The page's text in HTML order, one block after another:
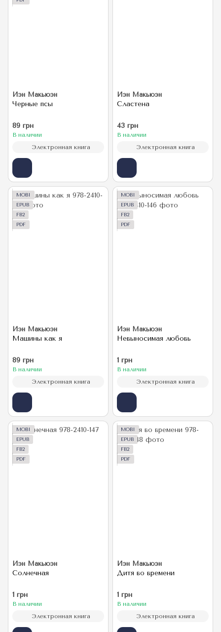
Иэн Макьюэн
Черные псы
89 грн
В наличии
Электронная книга
Иэн Макьюэн
Сластена
43 грн
В наличии
Электронная книга
MOBI
EPUB
FB2
PDF
Иэн Макьюэн
Машины как я
89 грн
В наличии
Электронная книга
MOBI
EPUB
FB2
PDF
Иэн Макьюэн
Невыносимая любовь
1 грн
В наличии
Электронная книга
MOBI
EPUB
FB2
PDF
Иэн Макьюэн
Солнечная
1 грн
В наличии
Электронная книга
MOBI
EPUB
FB2
PDF
Иэн Макьюэн
Дитя во времени
1 грн
В наличии
Электронная книга